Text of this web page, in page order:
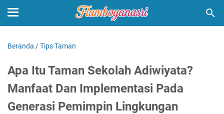
Beranda /Tips Taman
Apa Itu Taman Sekolah Adiwiyata?
Manfaat Dan Implementasi Pada
Generasi Pemimpin Lingkungan